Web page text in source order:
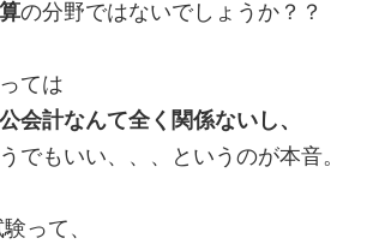
の分野ではないでしょうか？？
ては
会計なんて全く関係ないし、
でもいい、、、というのが本音。
って、